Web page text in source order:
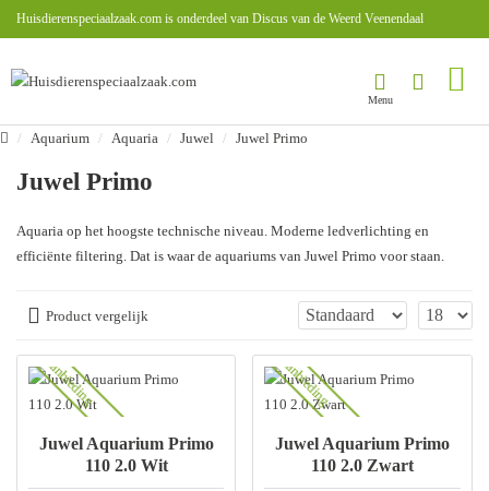
Huisdierenspeciaalzaak.com is onderdeel van Discus van de Weerd Veenendaal
Aquarium Aquaria Juwel Juwel Primo
Juwel Primo
Aquaria op het hoogste technische niveau. Moderne ledverlichting en
efficiënte filtering. Dat is waar de aquariums van Juwel Primo voor staan.
Product vergelijk
Aanbieding
Juwel Aquarium Primo
110 2.0 Wit
Aanbieding
Juwel Aquarium Primo
110 2.0 Zwart